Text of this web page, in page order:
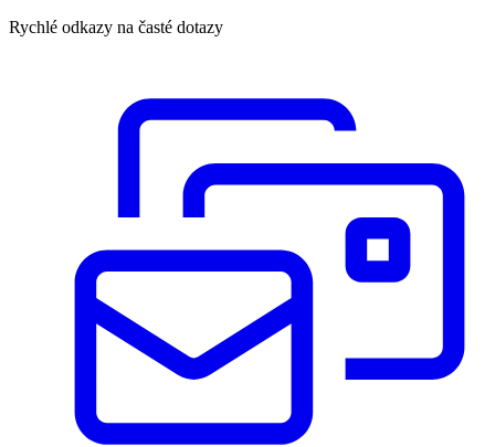
Rychlé odkazy na časté dotazy